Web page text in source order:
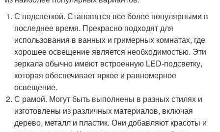
С подсветкой. Становятся все более популярными в
последнее время. Прекрасно подходят для
использования в ванных и гримерных комнатах, где
хорошее освещение является необходимостью. Эти
зеркала обычно имеют встроенную LED-подсветку,
которая обеспечивает яркое и равномерное
освещение.
С рамой. Могут быть выполнены в разных стилях и
изготовлены из различных материалов, включая
дерево, металл и пластик. Они добавляют красоты и